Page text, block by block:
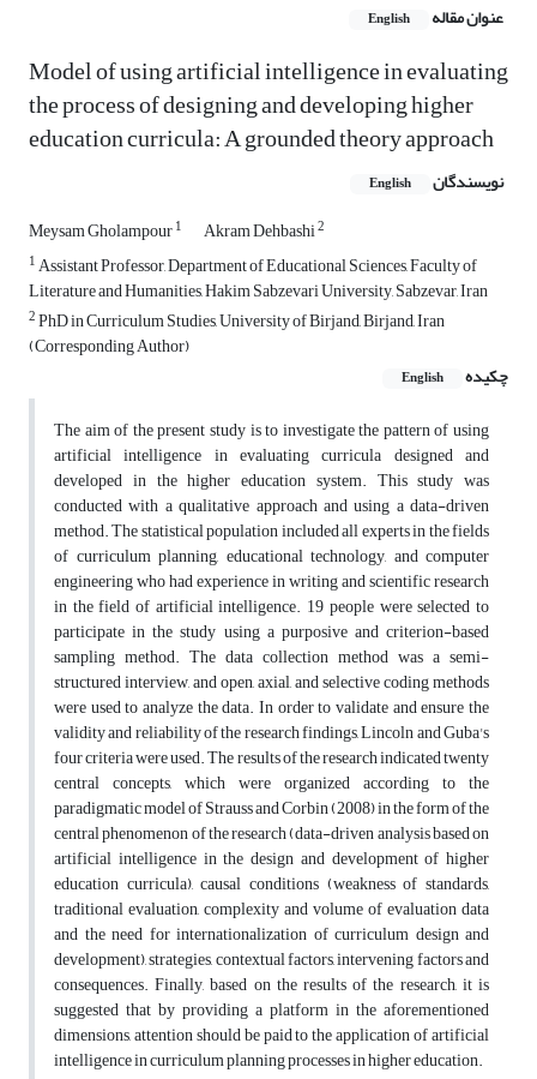
عنوان مقاله English
Model of using artificial intelligence in evaluating
the process of designing and developing higher
education curricula: A grounded theory approach
نویسندگان English
Meysam Gholampour1 Akram Dehbashi2
1Assistant Professor, Department of Educational Sciences, Faculty of
Literature and Humanities, Hakim Sabzevari University, Sabzevar, Iran
2PhD in Curriculum Studies, University of Birjand, Birjand, Iran
(Corresponding Author)
چکیده
English
The aim of the present study is to investigate the pattern of using
artificial intelligence in evaluating curricula designed and
developed in the higher education system. This study was
conducted with a qualitative approach and using a data-driven
method. The statistical population included all experts in the fields
of curriculum planning, educational technology, and computer
engineering who had experience in writing and scientific research
in the field of artificial intelligence. 19 people were selected to
participate in the study using a purposive and criterion-based
sampling method. The data collection method was a semi-
structured interview, and open, axial, and selective coding methods
were used to analyze the data. In order to validate and ensure the
validity and reliability of the research findings, Lincoln and Guba's
four criteria were used. The results of the research indicated twenty
central concepts, which were organized according to the
paradigmatic model of Strauss and Corbin (2008) in the form of the
central phenomenon of the research (data-driven analysis based on
artificial intelligence in the design and development of higher
education curricula), causal conditions (weakness of standards,
traditional evaluation, complexity and volume of evaluation data
and the need for internationalization of curriculum design and
development), strategies, contextual factors, intervening factors and
consequences. Finally, based on the results of the research, it is
suggested that by providing a platform in the aforementioned
dimensions, attention should be paid to the application of artificial
intelligence in curriculum planning processes in higher education.